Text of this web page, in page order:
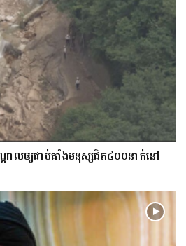
តាល​ឲ្យ​ជាប់​គាំង​​​មនុស្ស​ជិត​៤០០នាក់​នៅ